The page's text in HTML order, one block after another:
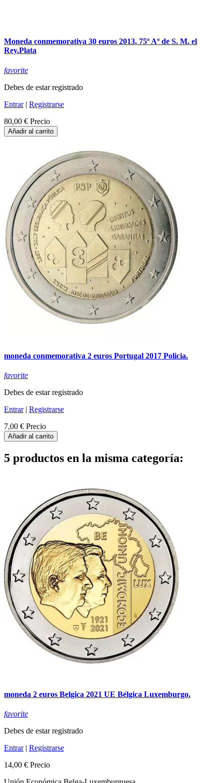
Moneda conmemorativa 30 euros 2013. 75º Aº de S. M. el
Rey.Plata
favorite
Debes de estar registrado
Entrar| Registrarse
80,00 € Precio
Añadir al carrito
moneda conmemorativa 2 euros Portugal 2017 Policia.
favorite
Debes de estar registrado
Entrar| Registrarse
7,00 € Precio
Añadir al carrito
5 productos en la misma categoría:
moneda 2 euros Belgica 2021 UE Bélgica Luxemburgo.
favorite
Debes de estar registrado
Entrar| Registrarse
14,00 € Precio